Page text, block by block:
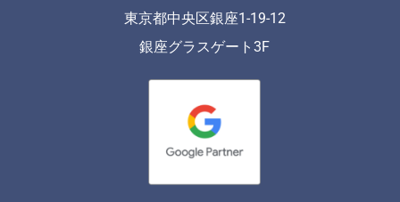
東京都中央区銀座1-19-12
銀座グラスゲート3F